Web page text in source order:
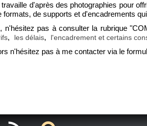
d'après des photographies pour
formats, de supports et d'encadrements
n'hésitez pas à consulter la rubrique
, les délais, l'encadrement et certains
n'hésitez pas à me contacter via le